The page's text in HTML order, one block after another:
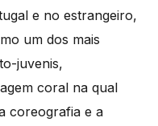
e no estrangeiro,
um dos mais
juvenis,
coral na qual
coreografia e a